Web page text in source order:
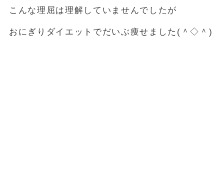
こんな理屈は理解していませんでしたが
おにぎりダイエットでだいぶ痩せました(＾◇＾)